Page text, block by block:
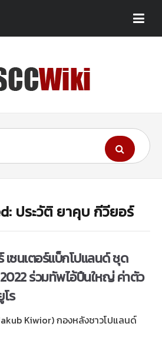
ประวัติ ยาคุบ กีวียอร์
เซนเตอร์แบ็กโปแลนด์ ชุด
ร่วมทัพไอ้ปืนใหญ่ ค่าตัว
ร
Kiwior) กองหลังชาวโปแลนด์